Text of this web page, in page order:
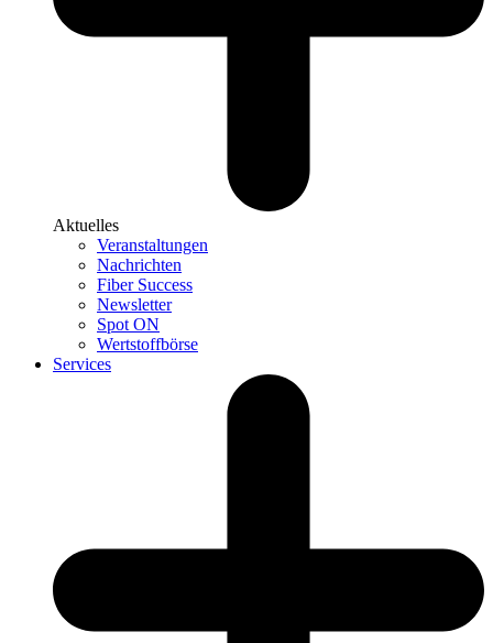
Aktuelles
Veranstaltungen
Nachrichten
Fiber Success
Newsletter
Spot ON
Wertstoffbörse
Services